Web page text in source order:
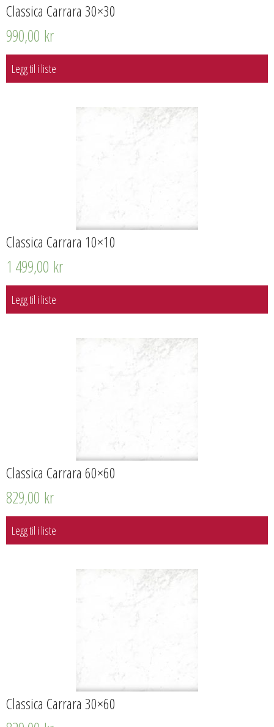
Classica Carrara 30×30
990,00 kr
Legg til i liste
Classica Carrara 10×10
1 499,00 kr
Legg til i liste
Classica Carrara 60×60
829,00 kr
Legg til i liste
Classica Carrara 30×60